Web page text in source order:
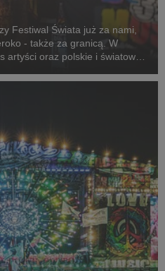
Festiwal Świata już za nami,
- także za granicą. W
artyści oraz polskie i światowe